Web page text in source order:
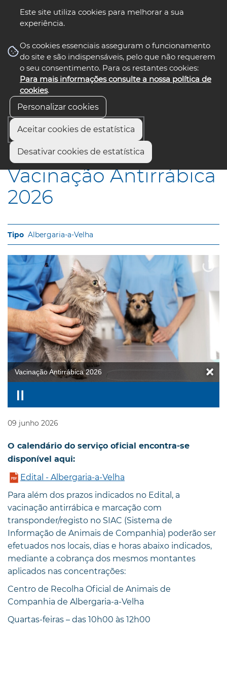
Este site utiliza cookies para melhorar a sua
experiência.
Os cookies essenciais asseguram o funcionamento
do site e são indispensáveis, pelo que não requerem
o seu consentimento. Para os restantes cookies:
Para mais informações consulte a nossa política de
cookies.
Personalizar cookies
Aceitar cookies de estatística
Desativar cookies de estatística
nos select language
Início Vacinação Antirrábica 2026
Vacinação Antirrábica
2026
Albergaria-a-Velha
Vacinação Antirrábica 2026
09 junho 2026
O calendário do serviço oficial encontra-se
disponível aqui:
Edital - Albergaria-a-Velha
Para além dos prazos indicados no Edital, a
vacinação antirrábica e marcação com
transponder/registo no SIAC (Sistema de
Informação de Animais de Companhia) poderão ser
efetuados nos locais, dias e horas abaixo indicados,
mediante a cobrança dos mesmos montantes
aplicados nas concentrações:
Centro de Recolha Oficial de Animais de
Companhia de Albergaria-a-Velha
Quartas-feiras – das 10h00 às 12h00